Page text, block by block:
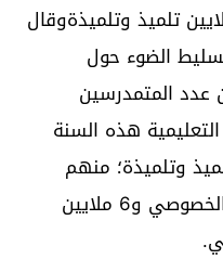
سيتجاوز 8 ملايين تلميذ وتلميذةوقال
الضوء حول
المتمدرسين
هذه السنة
و112 ألف تلميذ وتلميذة؛ منهم
مليون و136 ألف في التعليم الخصوصي و6 ملايين